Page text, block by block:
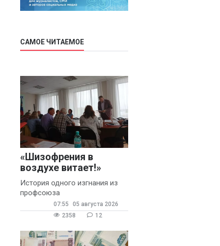
САМОЕ ЧИТАЕМОЕ
«Шизофрения в
воздухе витает!»
История одного изгнания из
профсоюза
07:55
05 августа 2026
2358
12